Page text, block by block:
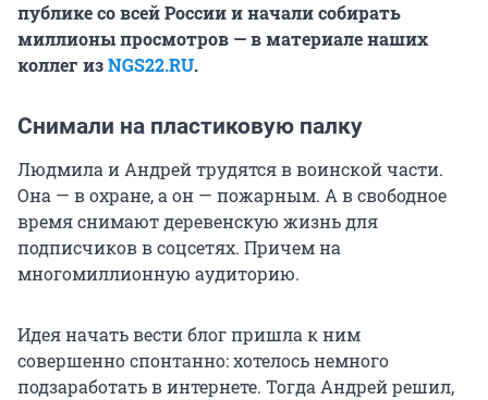
публике со всей России и начали собирать
миллионы просмотров — в материале наших
коллег изNGS22.RU.
Снимали на пластиковую палку
Людмила и Андрей трудятся в воинской части.
Она — в охране, а он — пожарным. А в свободное
время снимают деревенскую жизнь для
подписчиков в соцсетях. Причем на
многомиллионную аудиторию.
Идея начать вести блог пришла к ним
совершенно спонтанно: хотелось немного
подзаработать в интернете. Тогда Андрей решил,